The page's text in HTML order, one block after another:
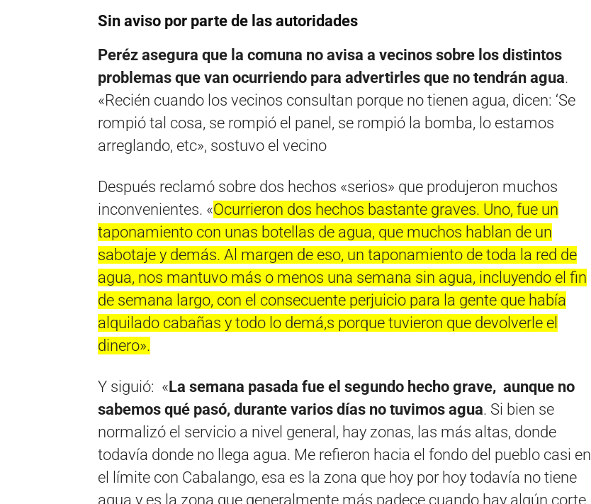
Sin aviso por parte de las autoridades
Peréz asegura que la comuna no avisa a vecinos sobre los distintos
problemas que van ocurriendo para advertirles que no tendrán agua.
«Recién cuando los vecinos consultan porque no tienen agua, dicen: ‘Se
rompió tal cosa, se rompió el panel, se rompió la bomba, lo estamos
arreglando, etc», sostuvo el vecino
Después reclamó sobre dos hechos «serios» que produjeron muchos
inconvenientes. «Ocurrieron dos hechos bastante graves. Uno, fue un
taponamiento con unas botellas de agua, que muchos hablan de un
sabotaje y demás. Al margen de eso, un taponamiento de toda la red de
agua, nos mantuvo más o menos una semana sin agua, incluyendo el fin
de semana largo, con el consecuente perjuicio para la gente que había
alquilado cabañas y todo lo demá,s porque tuvieron que devolverle el
dinero».
Y siguió: «La semana pasada fue el segundo hecho grave, aunque no
sabemos qué pasó, durante varios días no tuvimos agua. Si bien se
normalizó el servicio a nivel general, hay zonas, las más altas, donde
todavía donde no llega agua. Me refieron hacia el fondo del pueblo casi en
el límite con Cabalango, esa es la zona que hoy por hoy todavía no tiene
agua y es la zona que generalmente más padece cuando hay algún corte,